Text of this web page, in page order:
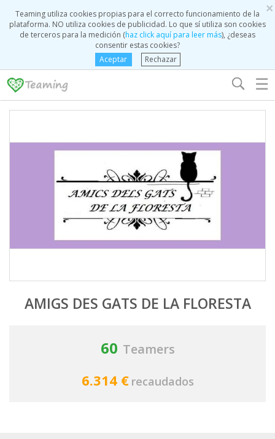
×
Teaming utiliza cookies propias para el correcto funcionamiento de la
plataforma. NO utiliza cookies de publicidad. Lo que sí utiliza son cookies
de terceros para la medición (haz click aquí para leer más), ¿deseas
consentir estas cookies?
Aceptar
Rechazar
☰
AMIGS DES GATS DE LA FLORESTA
60 Teamers
6.314 € recaudados